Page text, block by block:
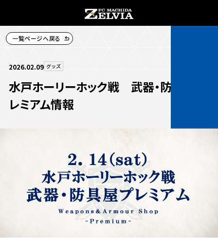
試合情報
試合情報トップ
試合データ
観戦する
観戦するトップ
一覧ページへ戻る
2026.02.09 グッズ
水戸ホーリーホック戦 武器・防具屋プ
レミアム情報